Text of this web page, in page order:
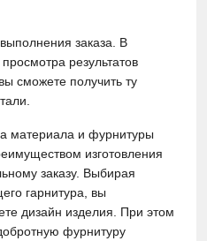
заказа. В
результатов
сможете получить ту
материала и фурнитуры
изготовления
заказу. Выбирая
гарнитура, вы
дизайн изделия. При этом
фурнитуру